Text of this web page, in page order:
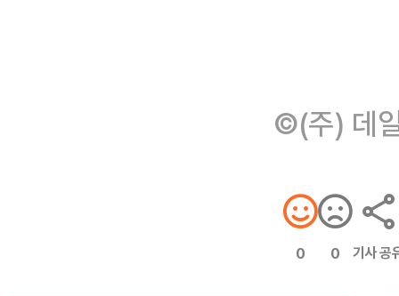
©(주) 데
0 0 기사 공